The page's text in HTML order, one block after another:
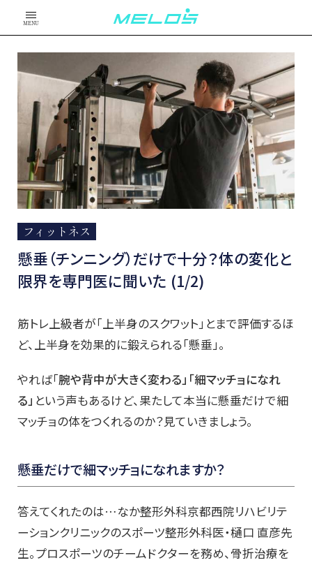
MENU
フィットネス
懸垂（チンニング）だけで十分？体の変化と
限界を専門医に聞いた (1/2)
筋トレ上級者が「上半身のスクワット」とまで評価するほ
ど、上半身を効果的に鍛えられる「懸垂」。
やれば「腕や背中が大きく変わる」「細マッチョになれ
る」 という声もあるけど、果たして本当に懸垂だけで細
マッチョの体をつくれるのか？見ていきましょう。
懸垂だけで細マッチョになれますか？
答えてくれたのは…なか整形外科京都西院リハビリテ
ーションクリニックのスポーツ整形外科医・樋口 直彦先
生。プロスポーツのチームドクターを務め、骨折治療を